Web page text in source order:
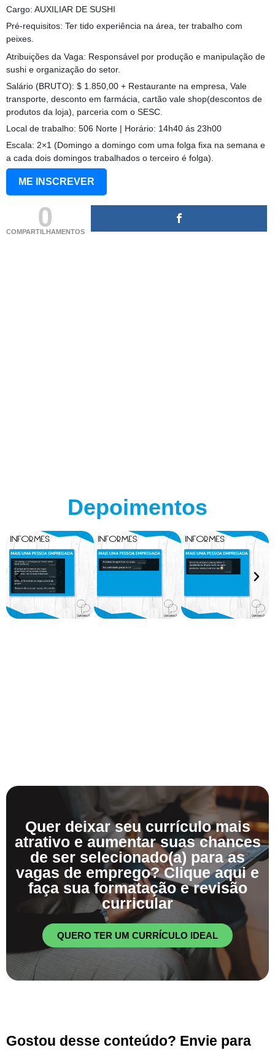
Cargo: AUXILIAR DE SUSHI
Pré-requisitos: Ter tido experiência na área, ter trabalho com
peixes.
Atribuições da Vaga: Responsável por produção e manipulação de
sushi e organização do setor.
Salário (BRUTO): $ 1.850,00 + Restaurante na empresa, Vale
transporte, desconto em farmácia, cartão vale shop(descontos de
produtos da loja), parceria com o SESC.
Local de trabalho: 506 Norte | Horário: 14h40 ás 23h00
Escala: 2×1 (Domingo a domingo com uma folga fixa na semana e
a cada dois domingos trabalhados o terceiro é folga).
ME INSCREVER
0
COMPARTILHAMENTOS
Depoimentos
Quer deixar seu currículo mais
atrativo e aumentar suas chances
de ser selecionado(a) para as
vagas de emprego? Clique aqui e
faça sua formatação e revisão
curricular
QUERO TER UM CURRÍCULO IDEAL
Gostou desse conteúdo? Envie para